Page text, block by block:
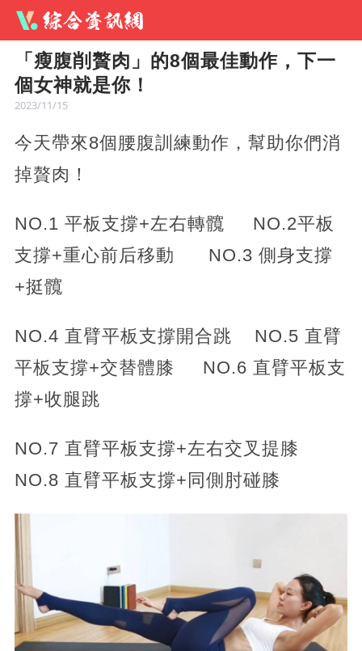
「瘦腹削贅肉」的8個最佳動作，下一
個女神就是你！
2023/11/15
今天帶來8個腰腹訓練動作，幫助你們消
掉贅肉！
NO.1 平板支撐+左右轉髖 NO.2平板
支撐+重心前后移動 NO.3 側身支撐
+挺髖
NO.4 直臂平板支撐開合跳 NO.5 直臂
平板支撐+交替體膝 NO.6 直臂平板支
撐+收腿跳
NO.7 直臂平板支撐+左右交叉提膝
NO.8 直臂平板支撐+同側肘碰膝